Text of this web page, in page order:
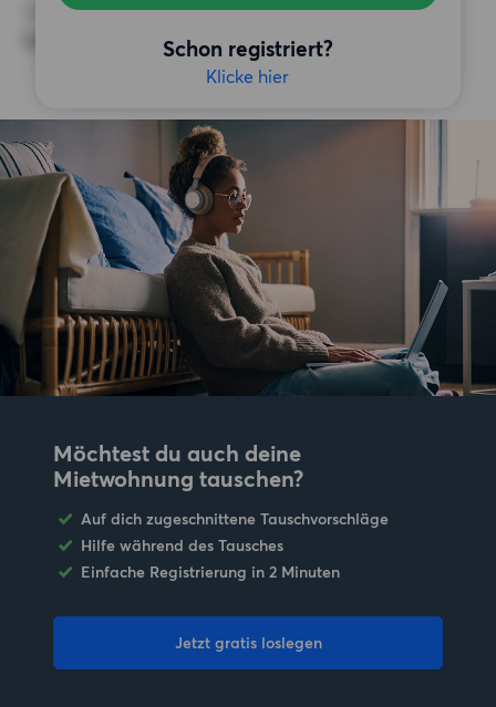
Schon registriert?
Klicke hier
SONSTIGE PRÄFERENZEN
Keine bestimmten Präferenzen
Möchtest du auch deine
Mietwohnung tauschen?
Auf dich zugeschnittene Tauschvorschläge
Hilfe während des Tausches
Einfache Registrierung in 2 Minuten
Jetzt gratis loslegen